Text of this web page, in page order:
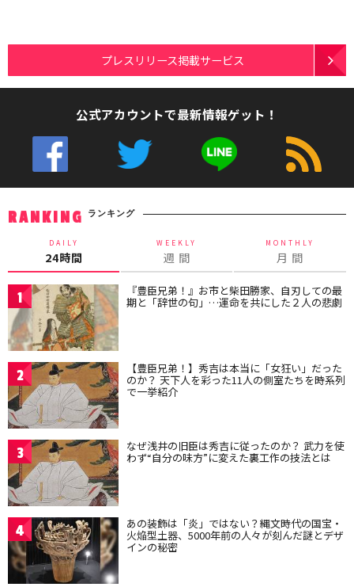
プレスリリース掲載サービス
公式アカウントで最新情報ゲット！
RANKING ランキング
DAILY
24時間
WEEKLY
週 間
MONTHLY
月 間
1 『豊臣兄弟！』お市と柴田勝家、自刃しての最
期と「辞世の句」…運命を共にした２人の悲劇
2 【豊臣兄弟！】秀吉は本当に「女狂い」だった
のか？ 天下人を彩った11人の側室たちを時系列
で一挙紹介
3 なぜ浅井の旧臣は秀吉に従ったのか？ 武力を使
わず“自分の味方”に変えた裏工作の技法とは
4 あの装飾は「炎」ではない？縄文時代の国宝・
火焔型土器、5000年前の人々が刻んだ謎とデザ
インの秘密